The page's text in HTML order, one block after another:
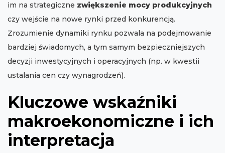
im na strategiczne zwiększenie mocy produkcyjnych
czy wejście na nowe rynki przed konkurencją.
Zrozumienie dynamiki rynku pozwala na podejmowanie
bardziej świadomych, a tym samym bezpieczniejszych
decyzji inwestycyjnych i operacyjnych (np. w kwestii
ustalania cen czy wynagrodzeń).
Kluczowe wskaźniki
makroekonomiczne i ich
interpretacja